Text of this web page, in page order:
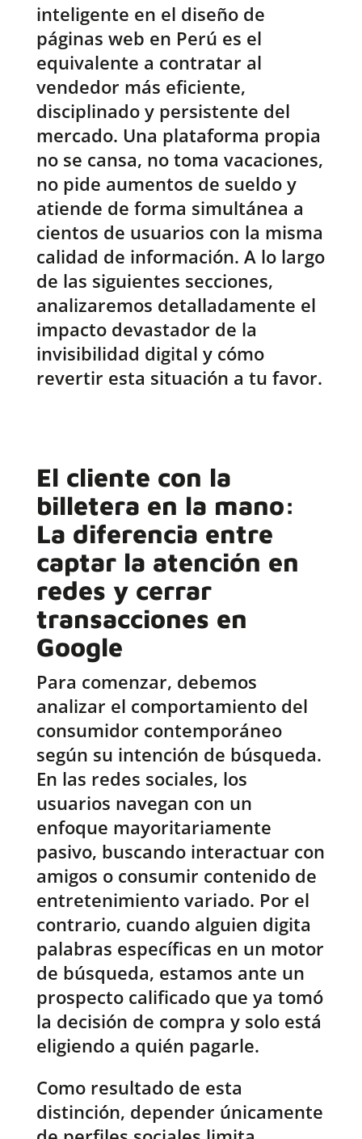
inteligente en el diseño de
páginas web en Perú es el
equivalente a contratar al
vendedor más eficiente,
disciplinado y persistente del
mercado. Una plataforma propia
no se cansa, no toma vacaciones,
no pide aumentos de sueldo y
atiende de forma simultánea a
cientos de usuarios con la misma
calidad de información. A lo largo
de las siguientes secciones,
analizaremos detalladamente el
impacto devastador de la
invisibilidad digital y cómo
revertir esta situación a tu favor.
El cliente con la
billetera en la mano:
La diferencia entre
captar la atención en
redes y cerrar
transacciones en
Google
Para comenzar, debemos
analizar el comportamiento del
consumidor contemporáneo
según su intención de búsqueda.
En las redes sociales, los
usuarios navegan con un
enfoque mayoritariamente
pasivo, buscando interactuar con
amigos o consumir contenido de
entretenimiento variado. Por el
contrario, cuando alguien digita
palabras específicas en un motor
de búsqueda, estamos ante un
prospecto calificado que ya tomó
la decisión de compra y solo está
eligiendo a quién pagarle.
Como resultado de esta
distinción, depender únicamente